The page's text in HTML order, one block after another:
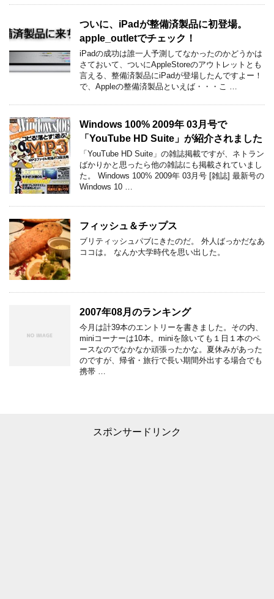
ついに、iPadが整備済製品に初登場。
apple_outletでチェック！
iPadの成功は誰一人予測してなかったのかどうかは
さておいて、ついにAppleStoreのアウトレットとも
言える、整備済製品にiPadが登場したんですよー！
で、Appleの整備済製品といえば・・・こ …
Windows 100% 2009年 03月号で
「YouTube HD Suite」が紹介されました
「YouTube HD Suite」の雑誌掲載ですが、ネトラン
ばかりかと思ったら他の雑誌にも掲載されていまし
た。 Windows 100% 2009年 03月号 [雑誌] 最新号の
Windows 10 …
フィッシュ＆チップス
ブリティッシュパブにきたのだ。 外人ばっかだなあ
ココは。 なんか大学時代を思い出した。
2007年08月のランキング
今月は計39本のエントリーを書きました。その内、
miniコーナーは10本。miniを除いても１日１本のペ
ースなのでなかなか頑張ったかな。夏休みがあった
のですが、帰省・旅行で長い期間外出する場合でも
携帯 …
スポンサードリンク